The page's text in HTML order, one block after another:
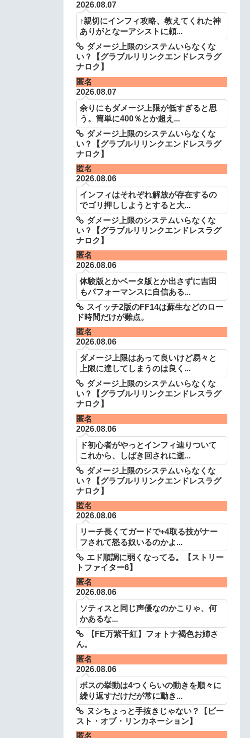
2026.08.07
↑親切にインフィ攻略、教えてくれた神
ありがとなーアシストに頼...
ダメージ上限のシステムいらなくな
い？【グラブルリリンクエンドレスラグ
ナロク】
匿名
2026.08.07
余りにもダメージ上限が低すぎると思
う。簡単に400％とか超え...
ダメージ上限のシステムいらなくな
い？【グラブルリリンクエンドレスラグ
ナロク】
匿名
2026.08.06
インフィはそれぞれ解放が存在するの
でゴリ押ししようとすると大...
ダメージ上限のシステムいらなくな
い？【グラブルリリンクエンドレスラグ
ナロク】
匿名
2026.08.06
体験版とかベータ版とか出さずに吉田
もパフォーマンスに自信ある...
スイッチ2版のFF14は蘇生などのロー
ド時間だけが難点。
匿名
2026.08.06
ダメージ上限はあって良いけど易々と
上限に達してしまうのは良く...
ダメージ上限のシステムいらなくな
い？【グラブルリリンクエンドレスラグ
ナロク】
匿名
2026.08.06
ド初心者がやっとインフィ辿りついて
これから、しばき回されに逝...
ダメージ上限のシステムいらなくな
い？【グラブルリリンクエンドレスラグ
ナロク】
匿名
2026.08.06
リーチ長くてガードで+4取る技がナー
フされて怒る奴いるのかよ...
エド順調に弱くなってる。【ストリー
トファイター6】
匿名
2026.08.06
ソティスと同じ声優なのかこりゃ、何
かあるな...
【FE万紫千紅】フォトナ褐色お姉さ
ん。
匿名
2026.08.06
ボスの挙動は4つくらいの動きを順々に
繰り返すだけだが常に動き...
ヌシちょっと手抜きじゃない？【ビー
スト・オブ・リンカネーション】
匿名